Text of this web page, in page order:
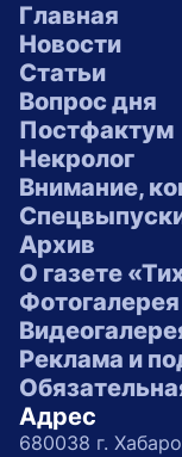
Главная
Новости
Статьи
Вопрос дня
Постфактум
Некролог
Внимание,
Архив
О газете
Фотогалерея
Реклама и
Адрес
680038 г.